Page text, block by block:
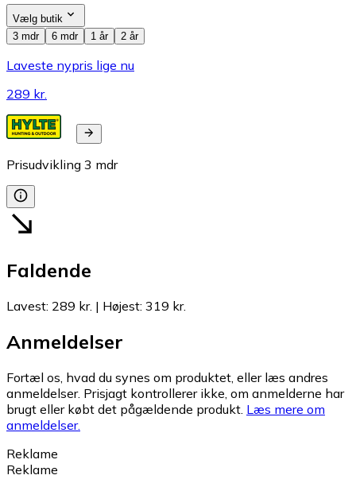
Vælg butik
3 mdr
6 mdr 1 år 2 år
Laveste nypris lige nu
289 kr.
Prisudvikling 3 mdr
Faldende
Lavest: 289 kr. | Højest: 319 kr.
Anmeldelser
Fortæl os, hvad du synes om produktet, eller læs andres
anmeldelser. Prisjagt kontrollerer ikke, om anmelderne har
brugt eller købt det pågældende produkt. Læs mere om
anmeldelser.
Reklame
Reklame